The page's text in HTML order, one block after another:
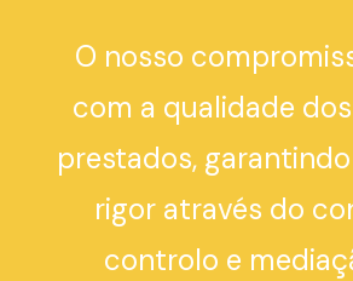
O nosso
com a qualidade
prestados,
rigor através do
controlo e